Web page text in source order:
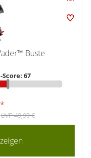
Büste
Score: 67
*
UVP 49,99 €